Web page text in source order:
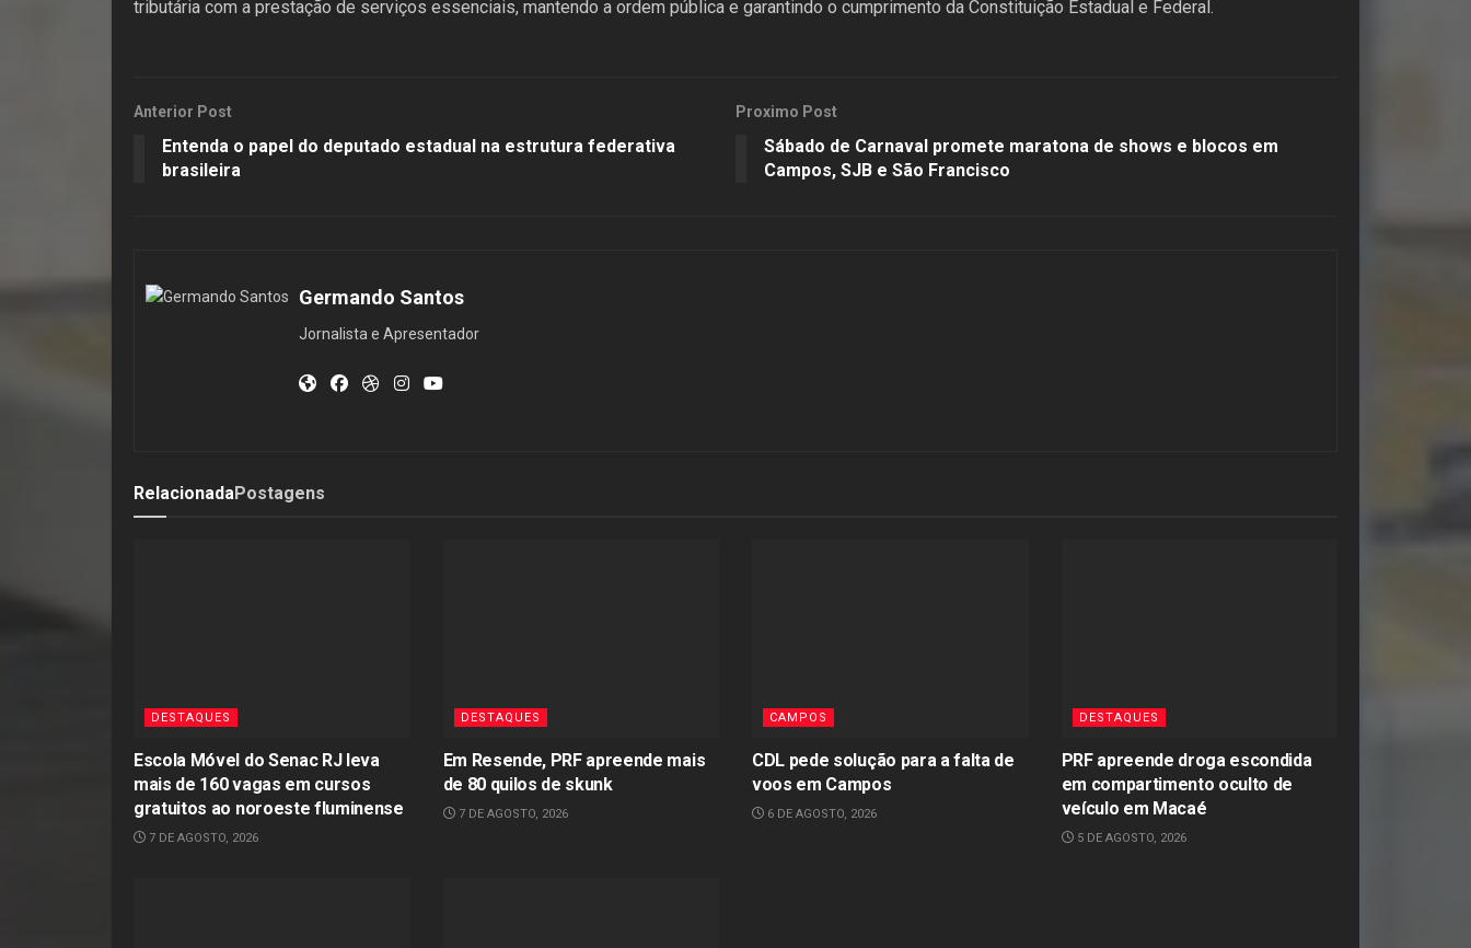
tributária com a prestação de serviços essenciais, mantendo a ordem pública e garantindo o cumprimento da Constituição Estadual e Federal.
Anterior Post
Entenda o papel do deputado estadual na estrutura federativa
brasileira
Proximo Post
Sábado de Carnaval promete maratona de shows e blocos em
Campos, SJB e São Francisco
Germando Santos
Jornalista e Apresentador
RelacionadaPostagens
DESTAQUES
Escola Móvel do Senac RJ leva
mais de 160 vagas em cursos
gratuitos ao noroeste fluminense
7 DE AGOSTO, 2026
DESTAQUES
Em Resende, PRF apreende mais
de 80 quilos de skunk
7 DE AGOSTO, 2026
CAMPOS
CDL pede solução para a falta de
voos em Campos
6 DE AGOSTO, 2026
DESTAQUES
PRF apreende droga escondida
em compartimento oculto de
veículo em Macaé
5 DE AGOSTO, 2026